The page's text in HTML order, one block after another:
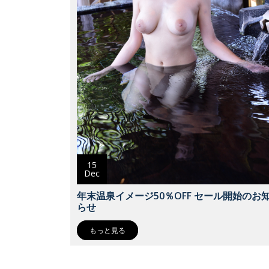
15
Dec
年末温泉イメージ50％OFF セール開始のお
らせ
もっと見る